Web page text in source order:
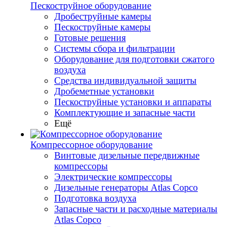
Пескоструйное оборудование
Дробеструйные камеры
Пескоструйные камеры
Готовые решения
Системы сбора и фильтрации
Оборудование для подготовки сжатого
воздуха
Средства индивидуальной защиты
Дробеметные установки
Пескоструйные установки и аппараты
Комплектующие и запасные части
Ещё
Компрессорное оборудование
Винтовые дизельные передвижные
компрессоры
Электрические компрессоры
Дизельные генераторы Atlas Copco
Подготовка воздуха
Запасные части и расходные материалы
Atlas Copco